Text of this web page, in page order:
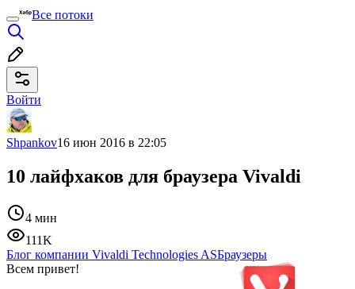
Все потоки
Войти
Shpankov16 июн 2016 в 22:05
10 лайфхаков для браузера Vivaldi
4 мин
111K
Блог компании Vivaldi Technologies ASБраузеры
Всем привет!